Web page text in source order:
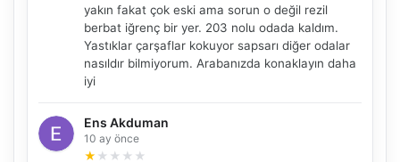
yakın fakat çok eski ama sorun o değil rezil
berbat iğrenç bir yer. 203 nolu odada kaldım.
Yastıklar çarşaflar kokuyor sapsarı diğer odalar
nasıldır bilmiyorum. Arabanızda konaklayın daha
iyi
Ens Akduman
10 ay önce
★ ★ ★ ★ ★
NBY Akıllı Asistan
AI kullanmadan, sitedeki gerçek yerlerle akıllı rota
Şehir / ilçe